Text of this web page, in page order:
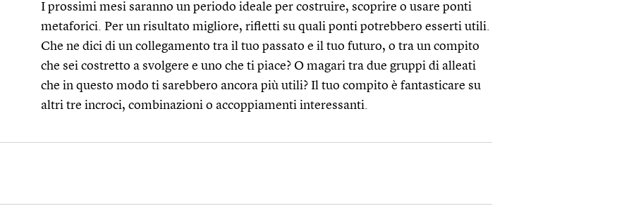
I prossimi mesi saranno un periodo ideale per costruire, scoprire o usare ponti
metaforici. Per un risultato migliore, rifletti su quali ponti potrebbero esserti utili.
Che ne dici di un collegamento tra il tuo passato e il tuo futuro, o tra un compito
che sei costretto a svolgere e uno che ti piace? O magari tra due gruppi di alleati
che in questo modo ti sarebbero ancora più utili? Il tuo compito è fantasticare su
altri tre incroci, combinazioni o accoppiamenti interessanti.